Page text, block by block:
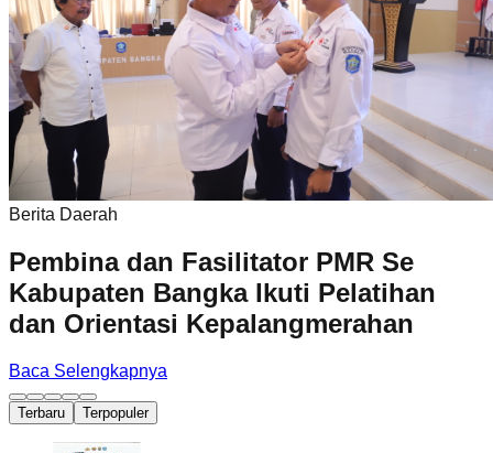
Berita Daerah
Pembina dan Fasilitator PMR Se
Kabupaten Bangka Ikuti Pelatihan
dan Orientasi Kepalangmerahan
Baca Selengkapnya
Terbaru Terpopuler